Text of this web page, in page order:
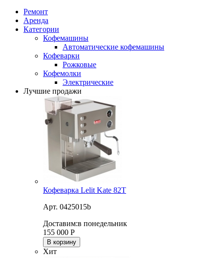
Ремонт
Аренда
Категории
Кофемашины
Автоматические кофемашины
Кофеварки
Рожковые
Кофемолки
Электрические
Лучшие продажи
Кофеварка Lelit Kate 82T
Арт. 0425015b
Доставим:в понедельник
155 000 Р
В корзину
Хит